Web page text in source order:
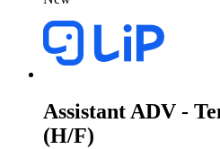
Assistant ADV -
(H/F)